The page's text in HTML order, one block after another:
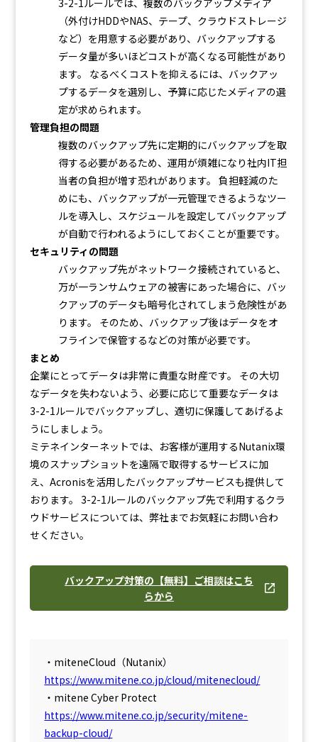
（外付けHDDやNAS、テープ、クラウドストレージ
など）を用意する必要があり、バックアップする
データ量が多いほどコストが高くなる可能性があり
ます。 なるべくコストを抑えるには、バックアッ
プするデータを選別し、予算に応じたメディアの選
定が求められます。
管理負担の問題
複数のバックアップ先に定期的にバックアップを取
得する必要があるため、運用が煩雑になり社内IT担
当者の負担が増す恐れがあります。 負担軽減のた
めにも、バックアップが一元管理できるようなツー
ルを導入し、スケジュールを設定してバックアップ
が自動で行われるようにしておくことが重要です。
セキュリティの問題
バックアップ先がネットワーク接続されていると、
万が一ランサムウェアの被害にあった場合に、バッ
クアップのデータも暗号化されてしまう危険性があ
ります。 そのため、バックアップ後はデータをオ
フラインで保管するなどの対策が必要です。
まとめ
企業にとってデータは非常に貴重な財産です。 その大切
なデータを失わないよう、必要に応じて重要なデータは
3-2-1ルールでバックアップし、適切に保護してあげるよ
うにしましょう。
ミテネインターネットでは、お客様が運用するNutanix環
境のスナップショットを遠隔で取得するサービスに加
え、Acronisを活用したバックアップサービスも提供して
おります。 3-2-1ルールのバックアップ先で利用するクラ
ウドサービスについては、弊社までお気軽にお問い合わ
せください。
バックアップ対策の【無料】ご相談はこち
らから
・miteneCloud（Nutanix）
https://www.mitene.co.jp/cloud/mitenecloud/
・mitene Cyber Protect
https://www.mitene.co.jp/security/mitene-
backup-cloud/